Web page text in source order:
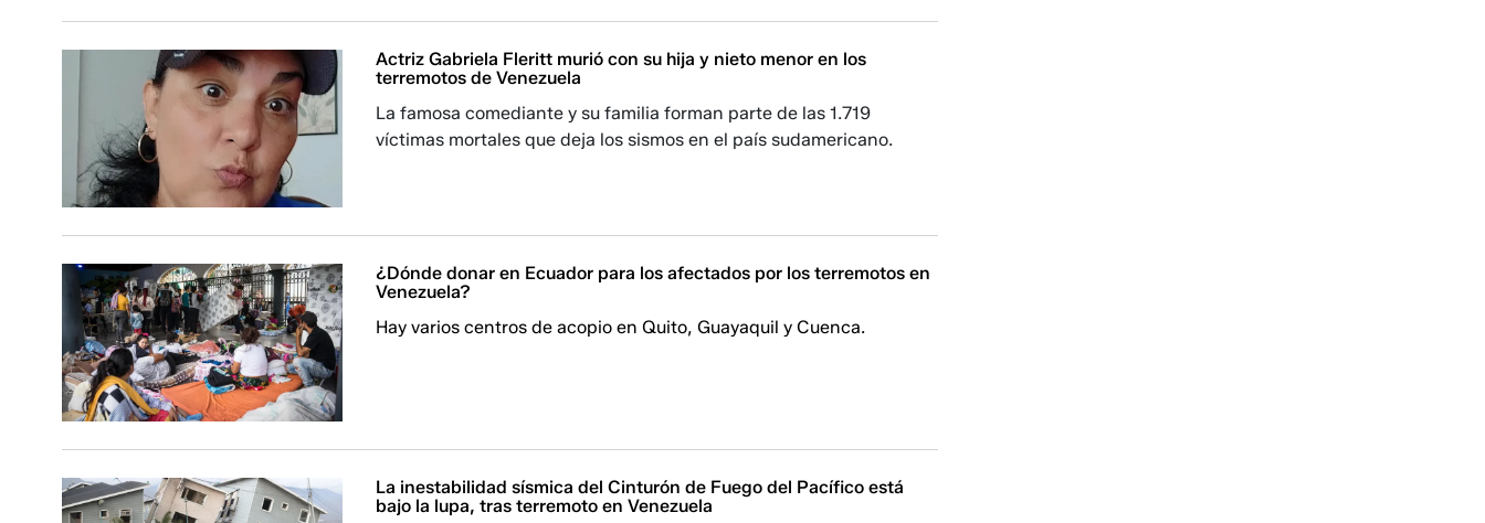
Actriz Gabriela Fleritt murió con su hija y nieto menor en los
terremotos de Venezuela
La famosa comediante y su familia forman parte de las 1.719
víctimas mortales que deja los sismos en el país sudamericano.
¿Dónde donar en Ecuador para los afectados por los terremotos en
Venezuela?
Hay varios centros de acopio en Quito, Guayaquil y Cuenca.
La inestabilidad sísmica del Cinturón de Fuego del Pacífico está
bajo la lupa, tras terremoto en Venezuela